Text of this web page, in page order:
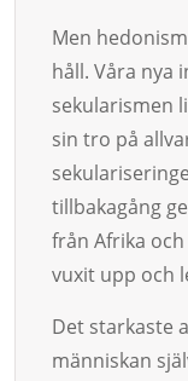
Men
håll. Våra nya
sekularismen
sin tro på
tillbakagång
från Afrika
vuxit upp och
Det starkaste
människan